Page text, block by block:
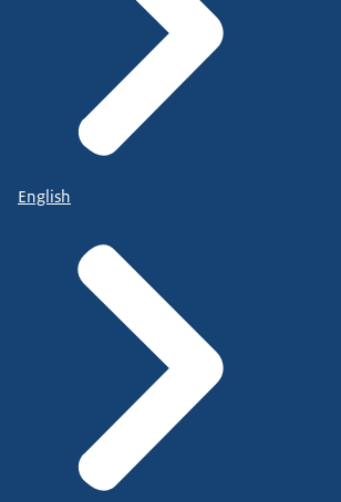
English